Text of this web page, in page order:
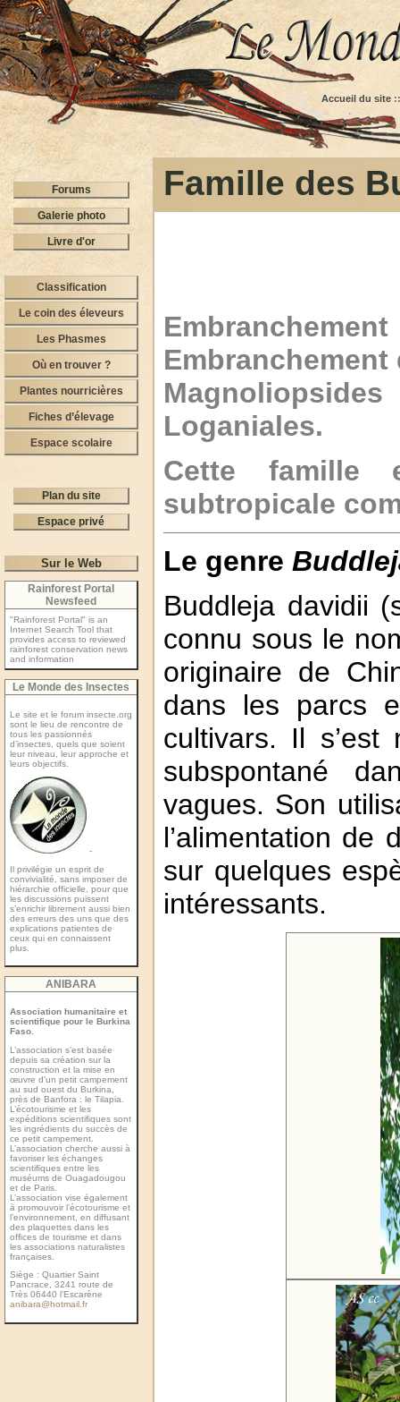
Accueil du site
Forums
Galerie photo
Livre d'or
Classification
Le coin des éleveurs
Les Phasmes
Où en trouver ?
Plantes nourricières
Fiches d’élevage
Espace scolaire
Plan du site
Espace privé
Sur le Web
Rainforest Portal
Newsfeed
"Rainforest Portal" is an
Internet Search Tool that
provides access to reviewed
rainforest conservation news
and information
Le Monde des Insectes
Le site et le forum insecte.org
sont le lieu de rencontre de
tous les passionnés
d’insectes, quels que soient
leur niveau, leur approche et
leurs objectifs.
-
Il privilégie un esprit de
convivialité, sans imposer de
hiérarchie officielle, pour que
les discussions puissent
s’enrichir librement aussi bien
des erreurs des uns que des
explications patientes de
ceux qui en connaissent
plus.
ANIBARA
Association humanitaire et
scientifique pour le Burkina
Faso.
L’association s’est basée
depuis sa création sur la
construction et la mise en
œuvre d’un petit campement
au sud ouest du Burkina,
près de Banfora : le Tilapia.
L’écotourisme et les
expéditions scientiﬁques sont
les ingrédients du succès de
ce petit campement.
L’association cherche aussi à
favoriser les échanges
scientiﬁques entre les
muséums de Ouagadougou
et de Paris.
L’association vise également
à promouvoir l’écotourisme et
l’environnement, en diffusant
des plaquettes dans les
ofﬁces de tourisme et dans
les associations naturalistes
françaises.
Siège : Quartier Saint
Pancrace, 3241 route de
Très 06440 l’Escarène
anibara@hotmail.fr
Famille des
Loganiales.
Cette famille
subtropicale
Le genre
Buddleja davidii
connu sous le
originaire de
dans les parcs
cultivars. Il
subspontané
vagues. Son
l’alimentation de
sur quelques
intéressants.